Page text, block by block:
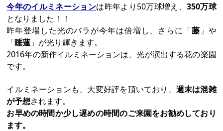
今年のイルミネーションは昨年より50万球増え、 350万球
となりました！！
昨年登場した光のバラが今年は倍増し、さらに「藤 」や
「睡蓮 」が光り輝きます。
2016年の新作イルミネーションは、光が演出する花の楽園
です。
イルミネーションも、大変好評を頂いており、 週末は混雑
が予想されます。
お早めの時間か少し遅めの時間のご来園をお勧めしており
ます。